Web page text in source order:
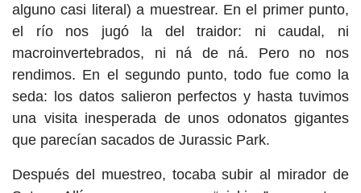
alguno casi literal) a muestrear. En el primer punto,
el río nos jugó la del traidor: ni caudal, ni
macroinvertebrados, ni ná de ná. Pero no nos
rendimos. En el segundo punto, todo fue como la
seda: los datos salieron perfectos y hasta tuvimos
una visita inesperada de unos odonatos gigantes
que parecían sacados de Jurassic Park.
Después del muestreo, tocaba subir al mirador de